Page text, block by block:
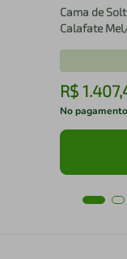
Cama de
Calafate
R$ 1.407,
No